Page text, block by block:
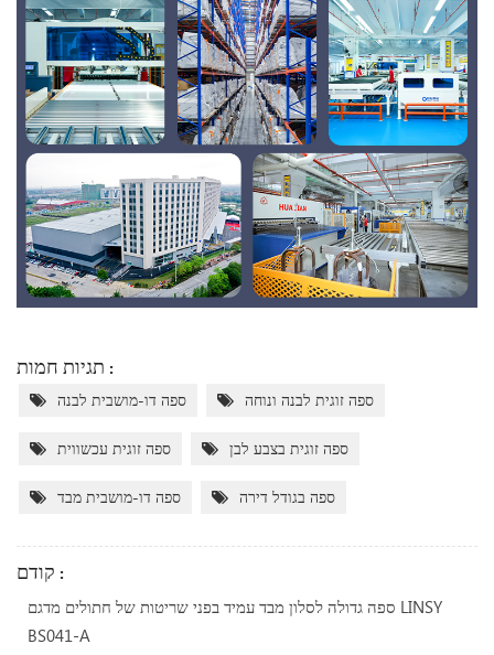
תגיות חמות :
ספה דו-מושבית לבנה ספה זוגית לבנה ונוחה
ספה זוגית עכשווית ספה זוגית בצבע לבן
ספה דו-מושבית מבד ספה בגודל דירה
קודם :
ספה גדולה לסלון מבד עמיד בפני שריטות של חתולים מדגם LINSY
BS041-A